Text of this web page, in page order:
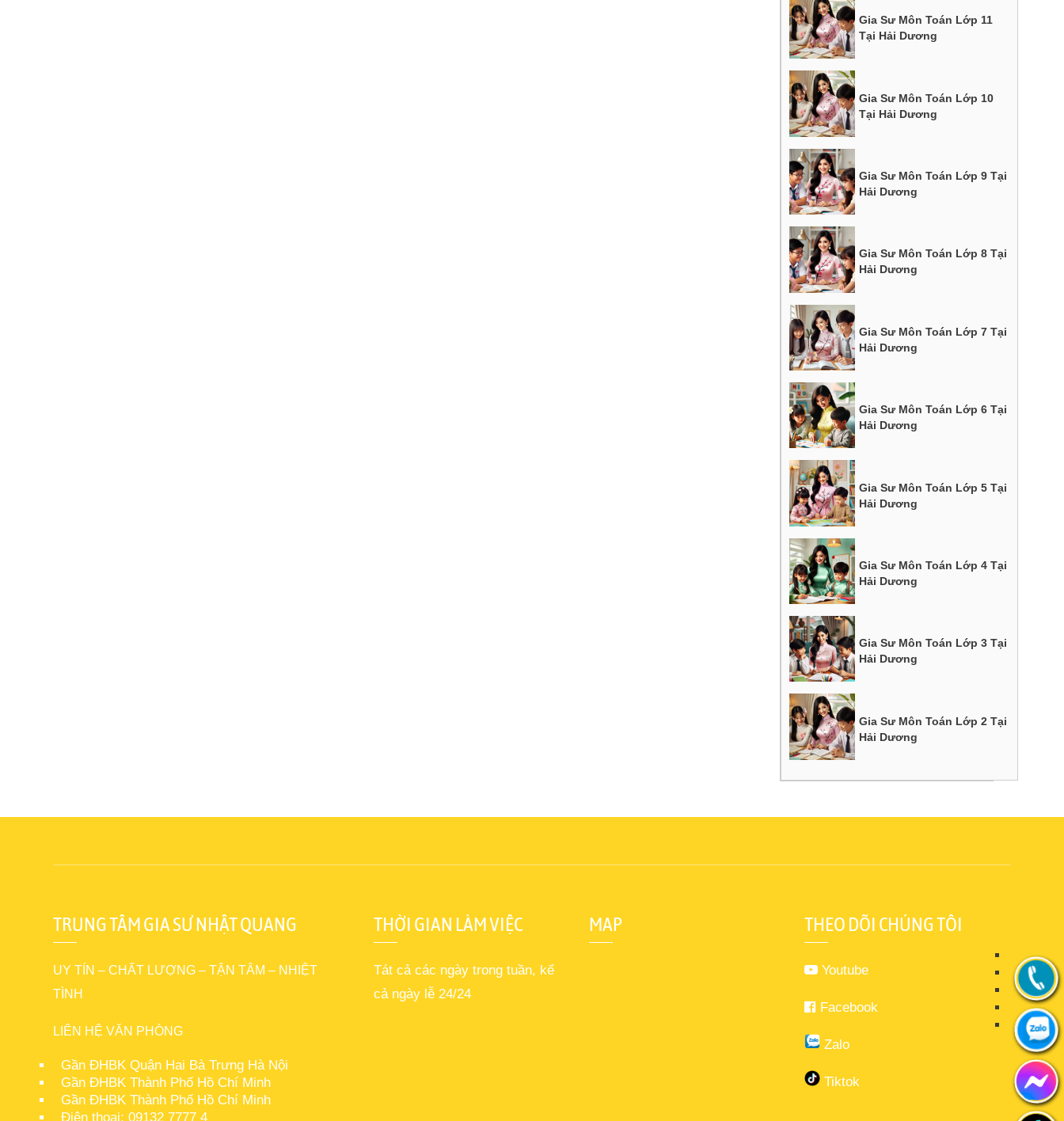
Gia Sư Môn Toán Lớp 11
Tại Hải Dương
Gia Sư Môn Toán Lớp 10
Tại Hải Dương
Gia Sư Môn Toán Lớp 9 Tại
Hải Dương
Gia Sư Môn Toán Lớp 8 Tại
Hải Dương
Gia Sư Môn Toán Lớp 7 Tại
Hải Dương
Gia Sư Môn Toán Lớp 6 Tại
Hải Dương
Gia Sư Môn Toán Lớp 5 Tại
Hải Dương
Gia Sư Môn Toán Lớp 4 Tại
Hải Dương
Gia Sư Môn Toán Lớp 3 Tại
Hải Dương
Gia Sư Môn Toán Lớp 2 Tại
Hải Dương
TRUNG TÂM GIA SƯ NHẬT QUANG
UY TÍN – CHẤT LƯỢNG – TẬN TÂM – NHIỆT
TÌNH
LIÊN HỆ VĂN PHÒNG
Gần ĐHBK Quận Hai Bà Trưng Hà Nội
Gần ĐHBK Thành Phố Hồ Chí Minh
Gần ĐHBK Thành Phố Hồ Chí Minh
Điện thoại: 09132 7777 4
THỜI GIAN LÀM VIỆC
Tát cả các ngày trong tuần, kể
cả ngày lễ 24/24
MAP THEO DÕI CHÚNG TÔI
Youtube
Facebook
Zalo
Tiktok